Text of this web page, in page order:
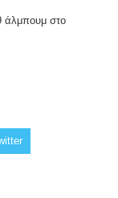
άλμπουμ στο